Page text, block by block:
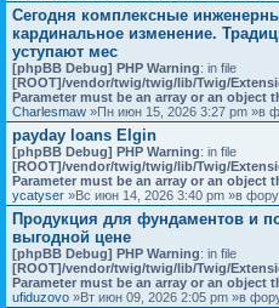
Сегодня комплексные
кардинальное изменение.
уступают мес
[phpBB Debug] PHP Warning: in file
[ROOT]/vendor/twig/twig/lib/Twig/
Parameter must be an array or an object
Charlesmaw »Пн июн 15, 2026 3:27 pm »в
payday loans Elgin
[phpBB Debug] PHP Warning: in file
[ROOT]/vendor/twig/twig/lib/Twig/
Parameter must be an array or an object
ycatyser »Вс июн 14, 2026 3:40 pm »в
Продукция для фундаментов и
выгодной цене
[phpBB Debug] PHP Warning: in file
[ROOT]/vendor/twig/twig/lib/Twig/
Parameter must be an array or an object
ufiduzovo »Вт июн 09, 2026 2:05 pm »в